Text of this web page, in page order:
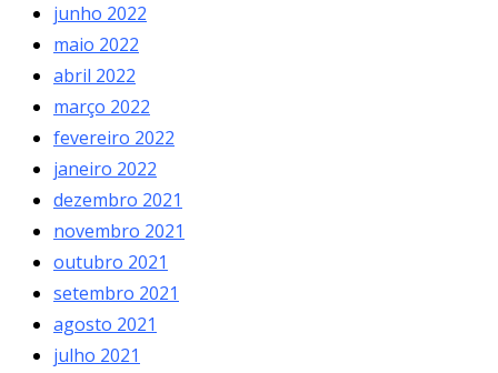
junho 2022
maio 2022
abril 2022
março 2022
fevereiro 2022
janeiro 2022
dezembro 2021
novembro 2021
outubro 2021
setembro 2021
agosto 2021
julho 2021